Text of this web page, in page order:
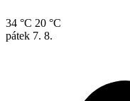
34 °C 20 °C
pátek 7. 8.